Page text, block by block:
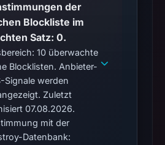
der
Blockliste im
Satz: 0.
10 überwachte
Blocklisten. Anbieter-
Signale werden
Zuletzt
07.08.2026.
mit der
Datenbank: